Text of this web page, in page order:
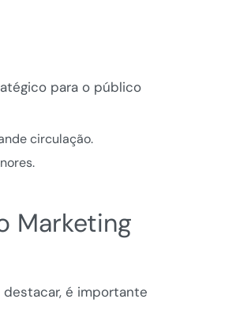
para o público
circulação.
Marketing
é importante